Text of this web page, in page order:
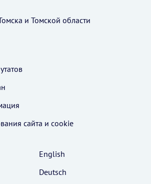
и Томской области
cайта и cookie
English
Deutsch